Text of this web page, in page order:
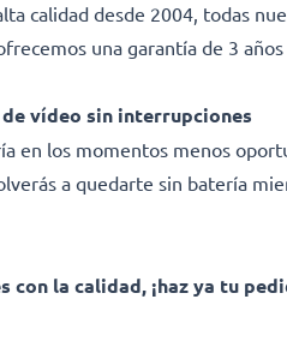
calidad desde 2004, todas
una garantía de 3
vídeo sin interrupciones
en los momentos menos
a quedarte sin batería
con la calidad, ¡haz ya tu